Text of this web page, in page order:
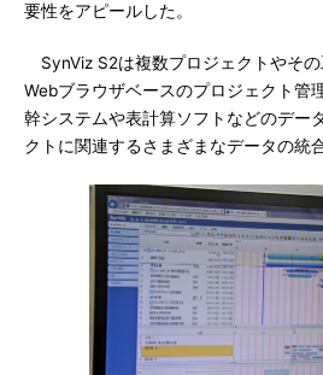
要性をアピールした。
SynViz S2は複数プロジェクトやその
Webブラウザベースのプロジェクト管
幹システムや表計算ソフトなどのデー
クトに関連するさまざまなデータの統